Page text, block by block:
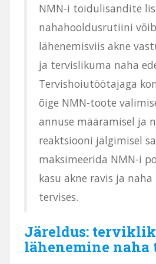
NMN-i toidulisandite
nahahooldusrutiini
lähenemisviis akne
ja tervislikuma naha
Tervishoiutöötajaga
õige NMN-toote
annuse määramisel ja
reaktsiooni jälgimisel
maksimeerida NMN-i
kasu akne ravis ja naha
tervises.
Järeldus: terviklik
lähenemine naha